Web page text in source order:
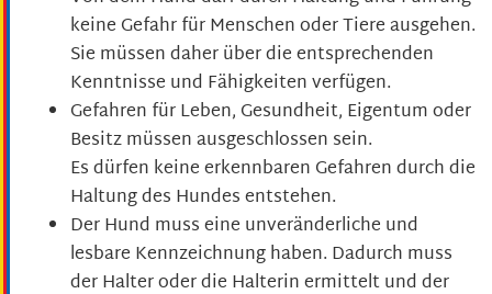
keine Gefahr für Menschen oder Tiere ausgehen.
Sie müssen daher über die entsprechenden
Kenntnisse und Fähigkeiten verfügen.
Gefahren für Leben, Gesundheit, Eigentum oder
Besitz müssen ausgeschlossen sein.
Es dürfen keine erkennbaren Gefahren durch die
Haltung des Hundes entstehen.
Der Hund muss eine unveränderliche und
lesbare Kennzeichnung haben. Dadurch muss
der Halter oder die Halterin ermittelt und der